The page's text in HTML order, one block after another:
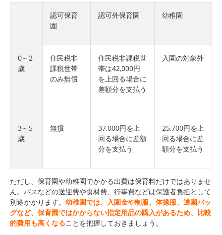
認可保育
園
認可外保育園 幼稚園
0～2
歳
住民税非
課税世帯
のみ無償
住民税非課税世
帯は42,000円
を上回る場合に
差額分を支払う
入園の対象外
3～ 5
歳
無償
37,000円を上
回る場合に差額
分を支払う
25,700円を上
回る場合に差
額分を支払う
ただし、保育園や幼稚園でかかる出費は保育料だけではありませ
ん。バスなどの送迎費や食材費、行事費などは保護者負担として
別途かかります。 幼稚園では、入園金や制服、体操服、通園バッ
グなど、保育園ではかからない指定用品の購入があるため、比較
的費用も高くなることを把握しておきましょう。